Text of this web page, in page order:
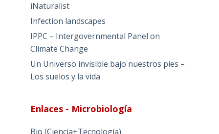
iNaturalist
Infection landscapes
IPPC – Intergovernmental Panel on
Climate Change
Un Universo invisible bajo nuestros pies –
Los suelos y la vida
Enlaces - Microbiología
Bio (Ciencia+Tecnología)